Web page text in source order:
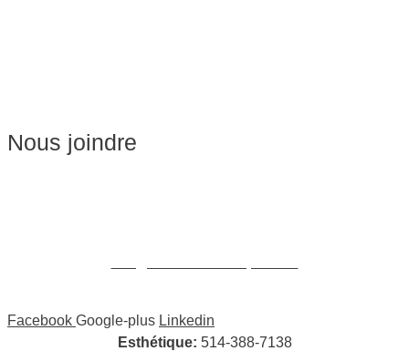
Nous joindre
Facebook Google-plus Linkedin
Esthétique: 514-388-7138